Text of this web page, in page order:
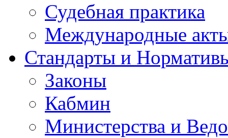
Судебная практика
Международные
Стандарты и
Законы
Кабмин
Министерства и